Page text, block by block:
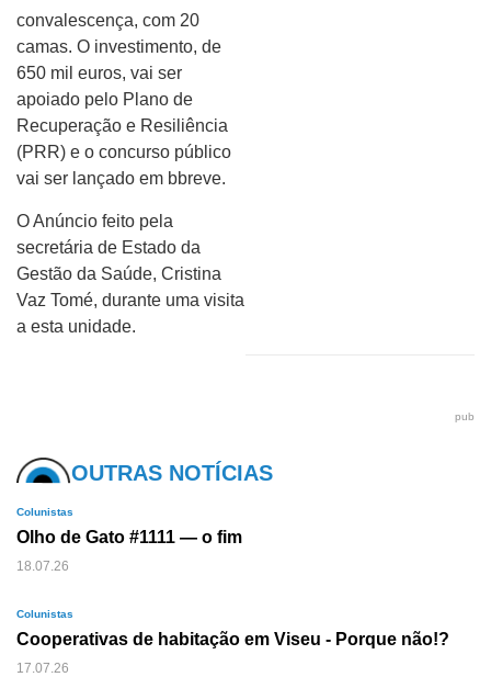
convalescença, com 20
camas. O investimento, de
650 mil euros, vai ser
apoiado pelo Plano de
Recuperação e Resiliência
(PRR) e o concurso público
vai ser lançado em bbreve.
O Anúncio feito pela
secretária de Estado da
Gestão da Saúde, Cristina
Vaz Tomé, durante uma visita
a esta unidade.
pub
OUTRAS NOTÍCIAS
Colunistas
Olho de Gato #1111 — o fim
18.07.26
Colunistas
Cooperativas de habitação em Viseu - Porque não!?
17.07.26